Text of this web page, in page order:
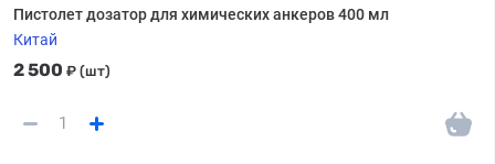
Пистолет дозатор для химических анкеров 400 мл
Китай
2 500 ₽ (шт)